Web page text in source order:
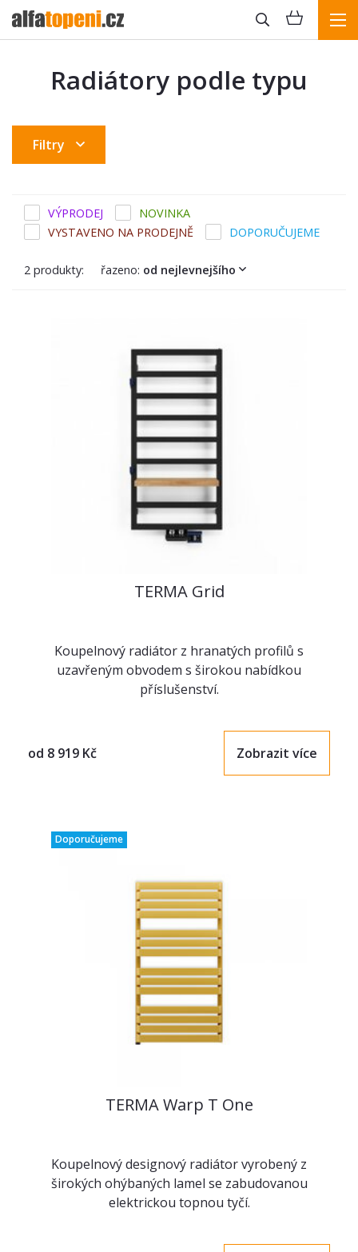
Radiátory podle typu
Filtry
VÝPRODEJ
NOVINKA
VYSTAVENO NA PRODEJNĚ
DOPORUČUJEME
2 produkty: řazeno: od nejlevnejšího
TERMA Grid
Koupelnový radiátor z hranatých profilů s
uzavřeným obvodem s širokou nabídkou
příslušenství.
od 8 919 Kč Zobrazit více
Doporučujeme
TERMA Warp T One
Koupelnový designový radiátor vyrobený z
širokých ohýbaných lamel se zabudovanou
elektrickou topnou tyčí.